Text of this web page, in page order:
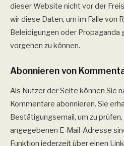
dieser Website nicht vor der
wir diese Daten, um im Falle von
Beleidigungen oder Propaganda
vorgehen zu können.
Abonnieren von
Als Nutzer der Seite können Sie
Kommentare abonnieren. Sie
Bestätigungsemail, um zu
angegebenen E-Mail-Adresse
Funktion jederzeit über einen